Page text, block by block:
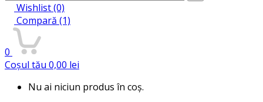
Wishlist(0)
Compară (1)
0
Coșul tău 0,00 lei
Nu ai niciun produs în coș.